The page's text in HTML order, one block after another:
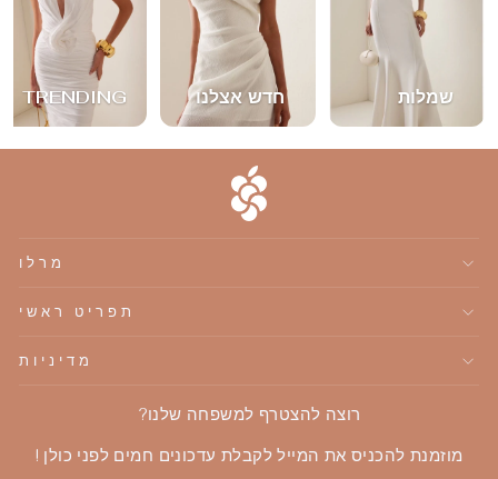
שמלות חדש אצלנו TRENDING
מרלו
תפריט ראשי
מדיניות
רוצה להצטרף למשפחה שלנו?
מוזמנת להכניס את המייל לקבלת עדכונים חמים לפני כולן !